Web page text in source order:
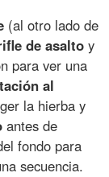
(al otro lado de
de asalto y
para ver una
al
la hierba y
antes de
fondo para
secuencia.